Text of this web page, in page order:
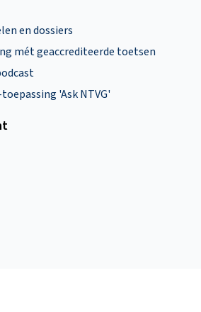
en dossiers
mét geaccrediteerde toetsen
'Ask NTVG'